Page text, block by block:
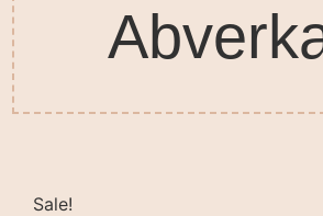
Sale!